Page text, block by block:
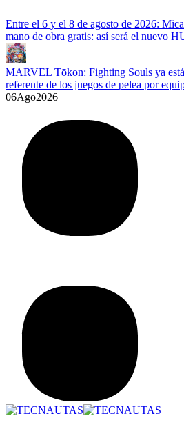
Entre el 6 y el 8 de agosto de 2026:
mano de obra gratis: así será el nuevo
MARVEL Tōkon: Fighting Souls ya
referente de los juegos de pelea por
06Ago2026